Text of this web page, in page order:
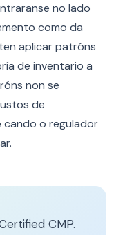
no lado
como da
aplicar patróns
de inventario a
non se
de
cando o regulador
CMP.